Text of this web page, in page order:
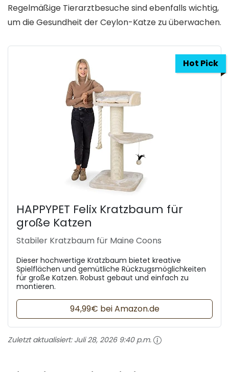
Regelmäßige Tierarztbesuche sind ebenfalls wichtig,
um die Gesundheit der Ceylon-Katze zu überwachen.
Hot Pick
HAPPYPET Felix Kratzbaum für
große Katzen
Stabiler Kratzbaum für Maine Coons
Dieser hochwertige Kratzbaum bietet kreative
Spielflächen und gemütliche Rückzugsmöglichkeiten
für große Katzen. Robust gebaut und einfach zu
montieren.
94,99€ bei Amazon.de
Zuletzt aktualisiert: Juli 28, 2026 9:40 p.m.